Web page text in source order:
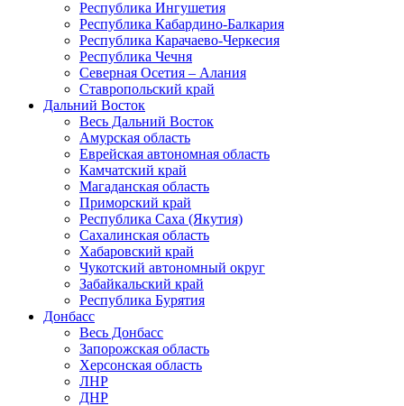
Республика Ингушетия
Республика Кабардино-Балкария
Республика Карачаево-Черкесия
Республика Чечня
Северная Осетия – Алания
Ставропольский край
Дальний Восток
Весь Дальний Восток
Амурская область
Еврейская автономная область
Камчатский край
Магаданская область
Приморский край
Республика Саха (Якутия)
Сахалинская область
Хабаровский край
Чукотский автономный округ
Забайкальский край
Республика Бурятия
Донбасс
Весь Донбасс
Запорожская область
Херсонская область
ЛНР
ДНР